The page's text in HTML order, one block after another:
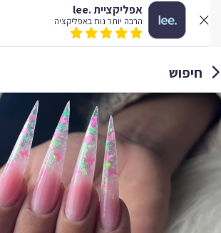
אפליקציית .lee
הרבה יותר נוח באפליקציה
חיפוש